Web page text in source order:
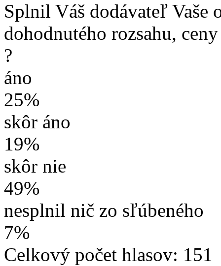
Splnil Váš dodávateľ Vaše
dohodnutého rozsahu,
?
áno
25%
skôr áno
19%
skôr nie
49%
nesplnil nič zo sľúbeného
7%
Celkový počet hlasov: 151